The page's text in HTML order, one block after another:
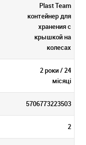
Plast Team
контейнер для
хранения с
крышкой на
колесах
2 роки / 24
місяці
5706773223503
2